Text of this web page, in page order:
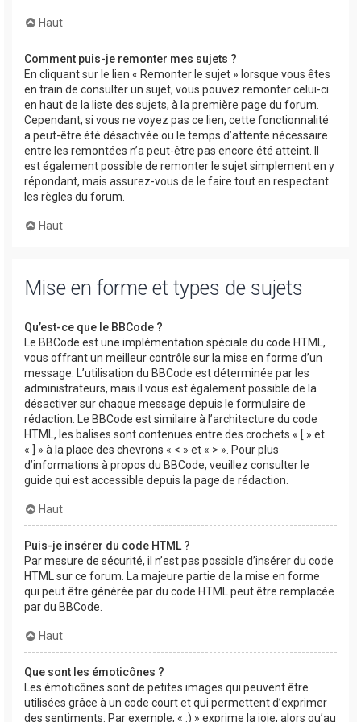
Haut
Comment puis-je remonter mes sujets ?
En cliquant sur le lien « Remonter le sujet » lorsque vous êtes
en train de consulter un sujet, vous pouvez remonter celui-ci
en haut de la liste des sujets, à la première page du forum.
Cependant, si vous ne voyez pas ce lien, cette fonctionnalité
a peut-être été désactivée ou le temps d’attente nécessaire
entre les remontées n’a peut-être pas encore été atteint. Il
est également possible de remonter le sujet simplement en y
répondant, mais assurez-vous de le faire tout en respectant
les règles du forum.
Haut
Mise en forme et types de sujets
Qu’est-ce que le BBCode ?
Le BBCode est une implémentation spéciale du code HTML,
vous offrant un meilleur contrôle sur la mise en forme d’un
message. L’utilisation du BBCode est déterminée par les
administrateurs, mais il vous est également possible de la
désactiver sur chaque message depuis le formulaire de
rédaction. Le BBCode est similaire à l’architecture du code
HTML, les balises sont contenues entre des crochets « [ » et
« ] » à la place des chevrons « < » et « > ». Pour plus
d’informations à propos du BBCode, veuillez consulter le
guide qui est accessible depuis la page de rédaction.
Haut
Puis-je insérer du code HTML ?
Par mesure de sécurité, il n’est pas possible d’insérer du code
HTML sur ce forum. La majeure partie de la mise en forme
qui peut être générée par du code HTML peut être remplacée
par du BBCode.
Haut
Que sont les émoticônes ?
Les émoticônes sont de petites images qui peuvent être
utilisées grâce à un code court et qui permettent d’exprimer
des sentiments. Par exemple, « :) » exprime la joie, alors qu’au